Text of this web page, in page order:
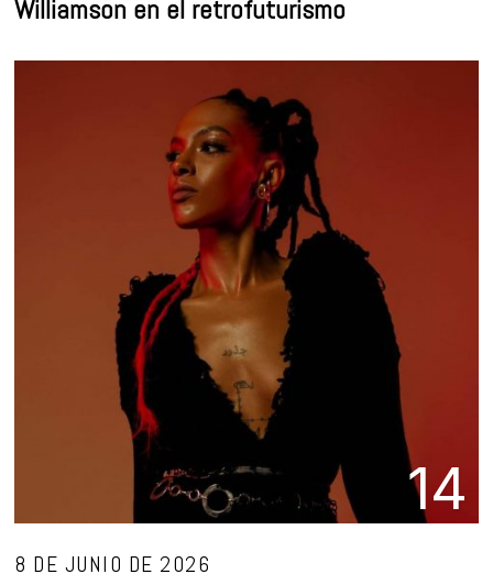
Williamson en el retrofuturismo
14
8 DE JUNIO DE 2026